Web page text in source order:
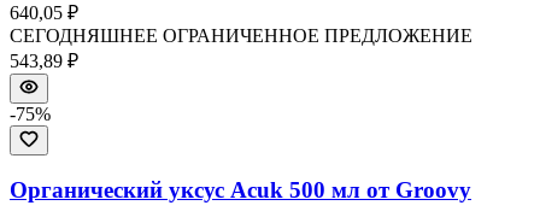
640,05 ₽
СЕГОДНЯШНЕЕ ОГРАНИЧЕННОЕ ПРЕДЛОЖЕНИЕ
543,89 ₽
-75%
Органический уксус Acuk 500 мл от Groovy